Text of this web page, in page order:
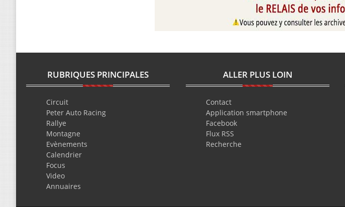
RUBRIQUES PRINCIPALES
Circuit
Peter Auto Racing
Rallye
Montagne
Evènements
Calendrier
Focus
Video
Annuaires
ALLER PLUS LOIN
Contact
Application smartphone
Facebook
Flux RSS
Recherche